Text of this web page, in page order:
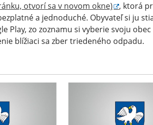
otvorí sa v novom okne)
, ktorá
a jednoduché. Obyvateľ si ju
zo zoznamu si vyberie svoju obec
blížiaci sa zber triedeného odpadu.